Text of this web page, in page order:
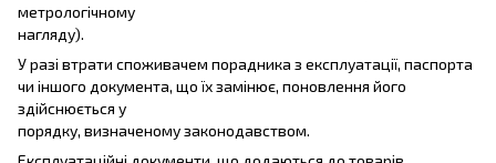
метрологічному
нагляду).
У разі втрати споживачем порадника з експлуатації, паспорта
чи іншого документа, що їх замінює, поновлення його
здійснюється у
порядку, визначеному законодавством.